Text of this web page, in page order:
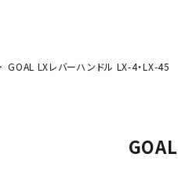
GOAL LXレバーハンドル LX-4・LX-45